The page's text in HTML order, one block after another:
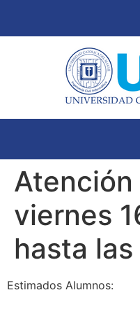
viernes
hasta
Estimados Alumnos: